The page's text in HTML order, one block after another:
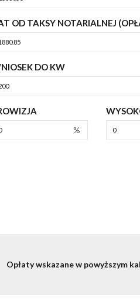
OD TAKSY NOTARIALNEJ
DO KW
%
Opłaty wskazane w powyższym